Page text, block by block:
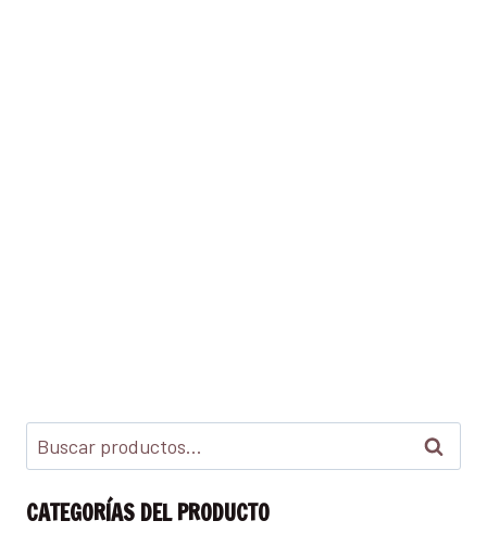
Buscar
CATEGORÍAS DEL PRODUCTO